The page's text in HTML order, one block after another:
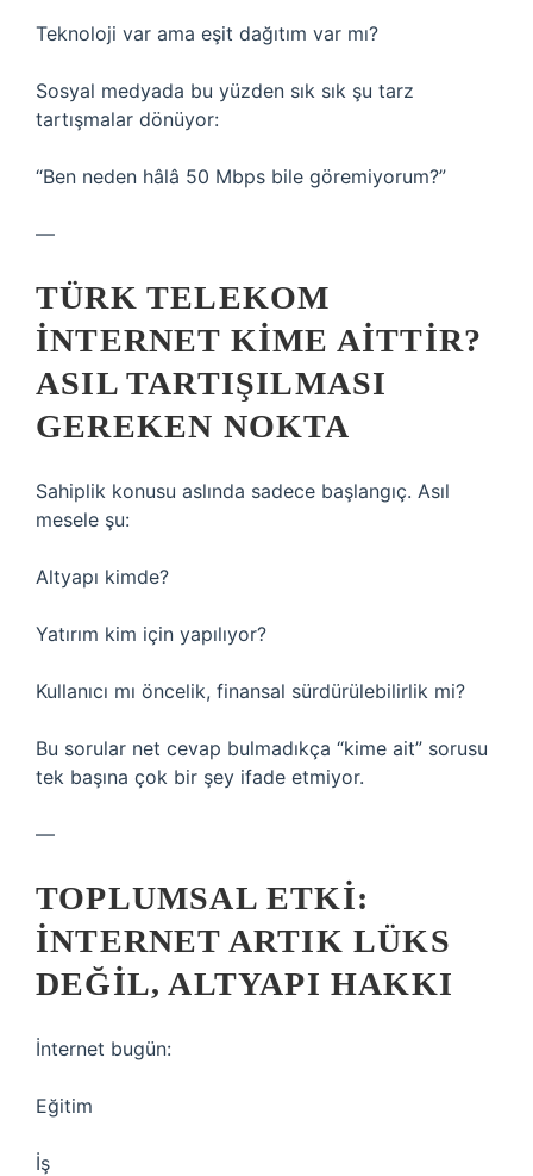
Teknoloji var ama eşit dağıtım var mı?
Sosyal medyada bu yüzden sık sık şu tarz
tartışmalar dönüyor:
“Ben neden hâlâ 50 Mbps bile göremiyorum?”
—
TÜRK TELEKOM
İNTERNET KIME AITTIR?
ASIL TARTIŞILMASI
GEREKEN NOKTA
Sahiplik konusu aslında sadece başlangıç. Asıl
mesele şu:
Altyapı kimde?
Yatırım kim için yapılıyor?
Kullanıcı mı öncelik, finansal sürdürülebilirlik mi?
Bu sorular net cevap bulmadıkça “kime ait” sorusu
tek başına çok bir şey ifade etmiyor.
—
TOPLUMSAL ETKI:
İNTERNET ARTIK LÜKS
DEĞIL, ALTYAPI HAKKI
İnternet bugün:
Eğitim
İş